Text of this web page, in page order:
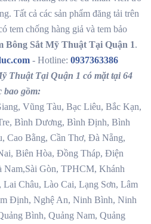
Tất cả các sản phẩm đăng tải trên
tem chống hàng giả và tem bảo
Bông Sắt Mỹ Thuật Tại Quận 1.
- Hotline: 0937363386
Thuật Tại Quận 1 có mặt tại 64
bao gồm:
Vũng Tàu, Bạc Liêu, Bắc Kạn,
Bình Dương, Bình Định, Bình
Cao Bằng, Cần Thơ, Đà Nẵng,
Biên Hòa, Đồng Tháp, Điện
Gòn, TPHCM, Khánh
Châu, Lào Cai, Lạng Sơn, Lâm
Định, Nghệ An, Ninh Bình, Ninh
Bình, Quảng Nam, Quảng